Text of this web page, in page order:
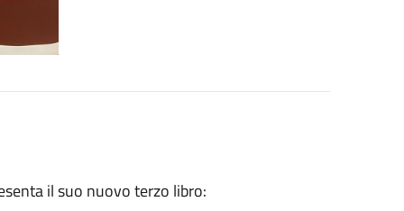
il suo nuovo terzo libro: